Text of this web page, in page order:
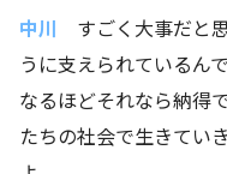
中川 すごく大事だと
うに支えられているん
なるほどそれなら納得
たちの社会で生きてい